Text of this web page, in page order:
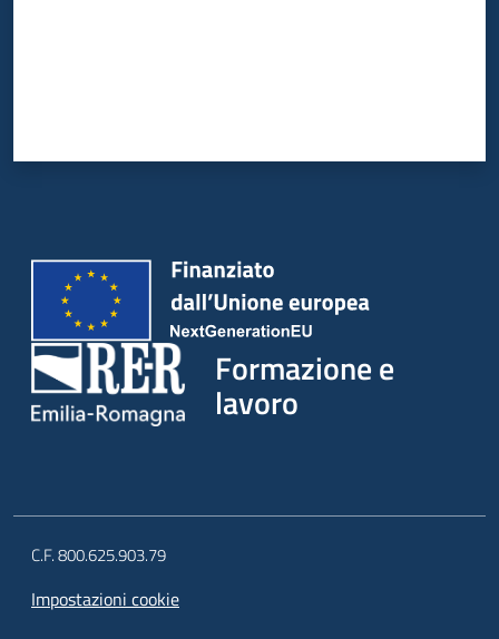
Formazione e
lavoro
C.F. 800.625.903.79
Impostazioni cookie